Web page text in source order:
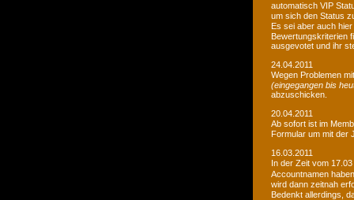
automatisch VIP
um sich den Status
Es sei aber auch
Bewertungskriterien
ausgevotet und ihr
24.04.2011
Wegen Problemen
(eingegangen bis
abzuschicken.
20.04.2011
Ab sofort ist im
Formular um mit der
16.03.2011
In der Zeit vom
Accountnamen
wird dann zeitnah
Bedenkt allerdings,